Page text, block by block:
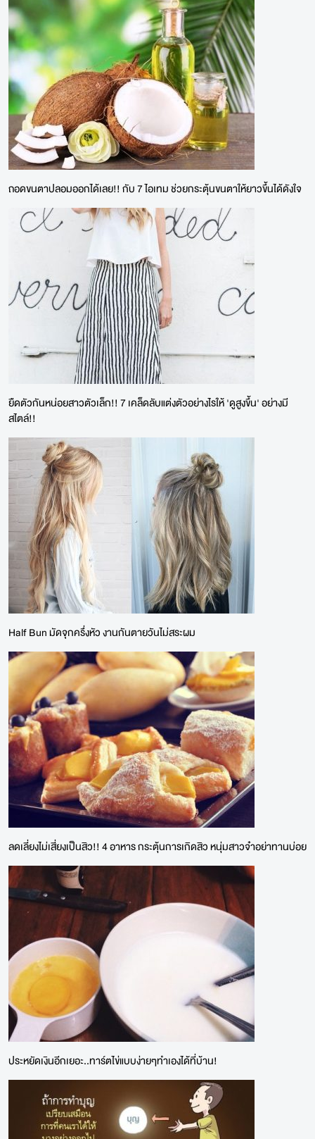
ถอดขนตาปลอมออกได้เลย!! กับ 7 ไอเทม ช่วยกระตุ้นขนตาให้ยาวขึ้นได้ดังใจ
ยืดตัวกันหน่อยสาวตัวเล็ก!! 7 เคล็ดลับแต่งตัวอย่างไรให้ 'ดูสูงขึ้น' อย่างมี
สไตล์!!
Half Bun มัดจุกครึ่งหัว งานกันตายวันไม่สระผม
ลดเลี่ยงไม่เสี่ยงเป็นสิว!! 4 อาหาร กระตุ้นการเกิดสิว หนุ่มสาวจ๋าอย่าทานบ่อย
ประหยัดเงินอีกเยอะ..ทาร์ตไข่แบบง่ายๆทำเองได้ที่บ้าน!